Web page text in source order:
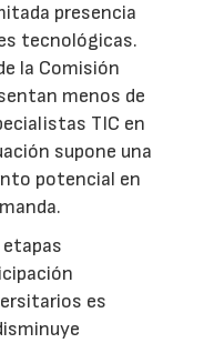
presencia
tecnológicas.
la Comisión
menos de
TIC en
supone una
potencial en
etapas
es